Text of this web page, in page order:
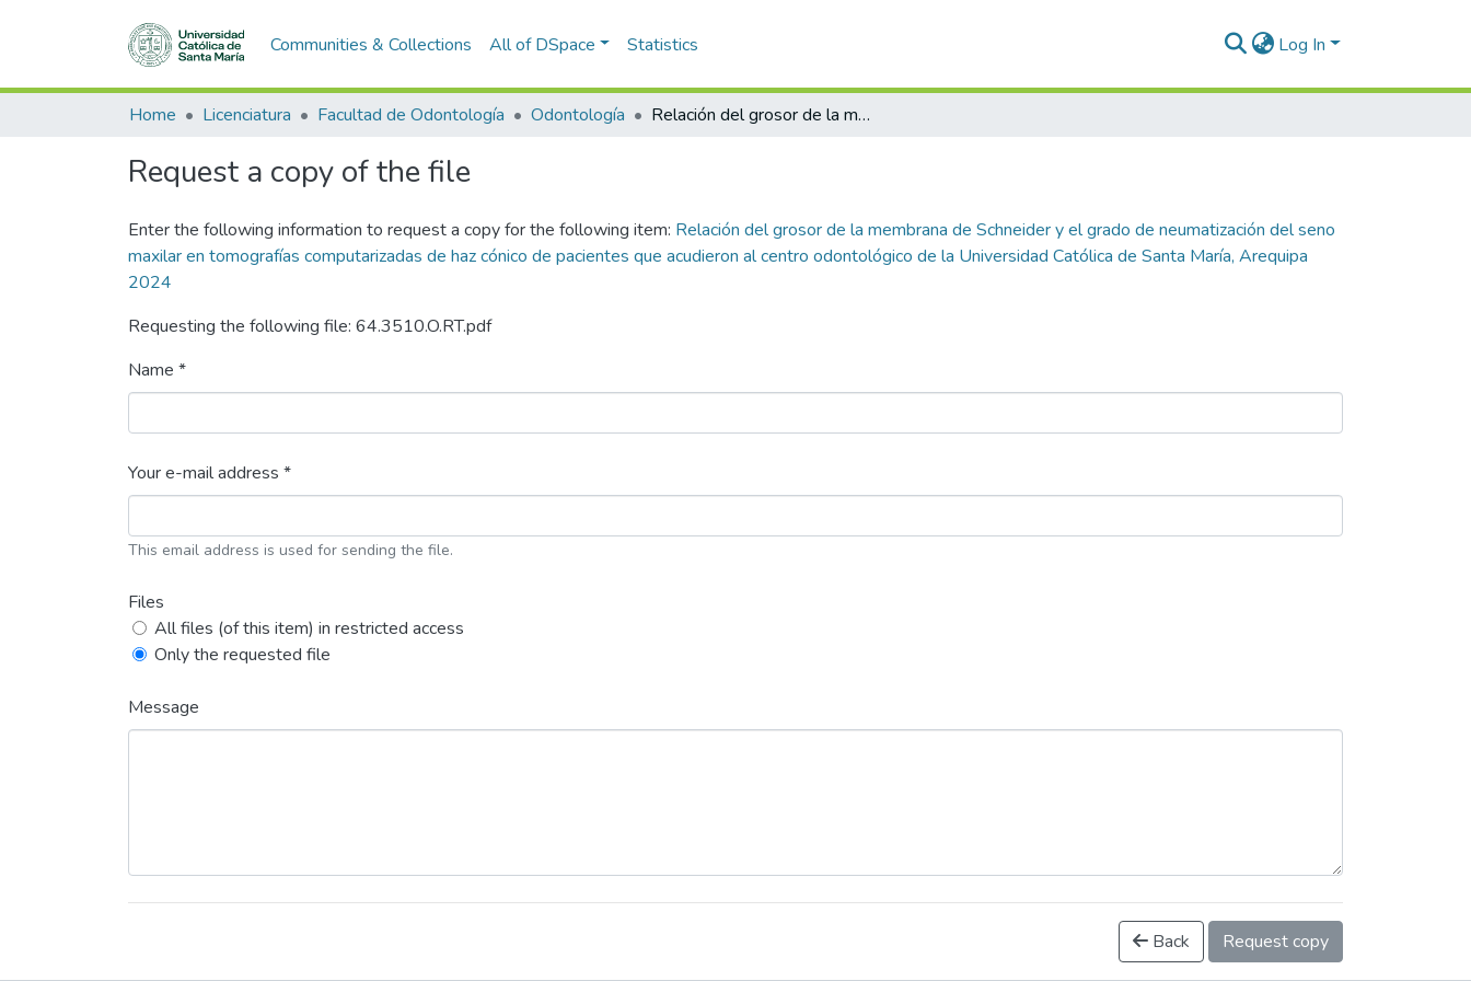
Communities & Collections All of DSpace Statistics Log In
Home Licenciatura Facultad de Odontología Odontología Relación del grosor de la membrana de Schneider y el grado de neumatización del seno maxilar en tomografías computarizadas de haz cónico de pacientes que acudieron al centro odontológico de la Universidad Católica de Santa María, Arequipa 2024
Request a copy of the file
Enter the following information to request a copy for the following item: Relación del grosor de la membrana de Schneider y el grado de neumatización del seno
maxilar en tomografías computarizadas de haz cónico de pacientes que acudieron al centro odontológico de la Universidad Católica de Santa María, Arequipa
2024
Requesting the following file: 64.3510.O.RT.pdf
Name *
Your e-mail address *
This email address is used for sending the file.
Files
All files (of this item) in restricted access
Only the requested file
Message
Back Request copy